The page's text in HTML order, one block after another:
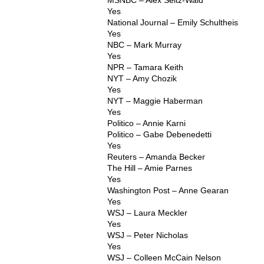
Yes
National Journal – Emily Schultheis
Yes
NBC – Mark Murray
Yes
NPR – Tamara Keith
NYT – Amy Chozik
Yes
NYT – Maggie Haberman
Yes
Politico – Annie Karni
Politico – Gabe Debenedetti
Yes
Reuters – Amanda Becker
The Hill – Amie Parnes
Yes
Washington Post – Anne Gearan
Yes
WSJ – Laura Meckler
Yes
WSJ – Peter Nicholas
Yes
WSJ – Colleen McCain Nelson